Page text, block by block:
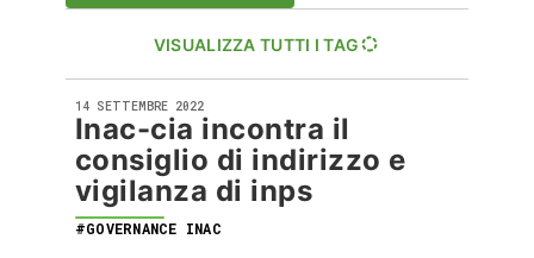
VISUALIZZA TUTTI I TAG
14 SETTEMBRE 2022
Inac-cia incontra il
consiglio di indirizzo e
vigilanza di inps
#GOVERNANCE INAC